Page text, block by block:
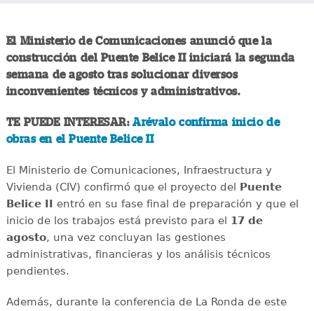
El Ministerio de Comunicaciones anunció que la
construcción del Puente Belice II iniciará la segunda
semana de agosto tras solucionar diversos
inconvenientes técnicos y administrativos.
TE PUEDE INTERESAR:Arévalo confirma inicio de
obras en el Puente Belice II
El Ministerio de Comunicaciones, Infraestructura y
Vivienda (CIV) confirmó que el proyecto del Puente
Belice II entró en su fase final de preparación y que el
inicio de los trabajos está previsto para el 17 de
agosto, una vez concluyan las gestiones
administrativas, financieras y los análisis técnicos
pendientes.
Además, durante la conferencia de La Ronda de este